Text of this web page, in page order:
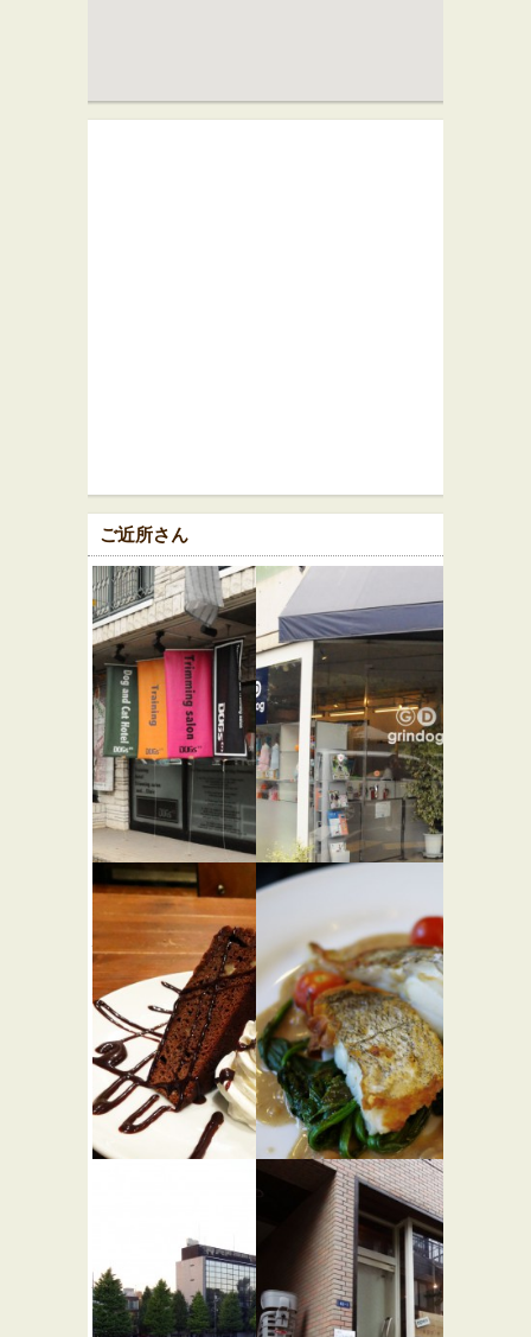
ご近所さん
代々木公園
犬猫病院
grindog（グ
ラインド
ッグ）
アームズ
パークサ
イド バー
ヴィオレ
ット ★☆☆
フレンチ